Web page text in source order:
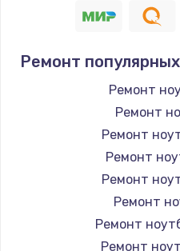
Ремонт
Ремонт
Ремонт
Ремонт
Ремонт
Ремонт
Ремонт
Ремонт
Ремонт